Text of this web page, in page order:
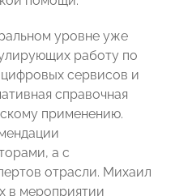
уровне уже
работу по
сервисов и
справочная
применению.
а с
отрасли. Михаил
в мероприятии